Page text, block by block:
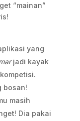
“mainan”
yang
jadi kayak
bosan!
masih
Dia pakai